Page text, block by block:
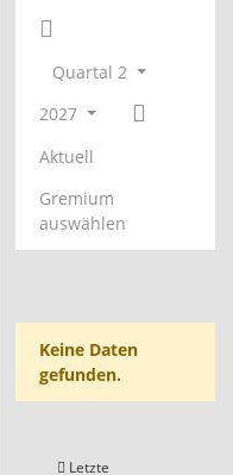
Quartal 2
2027
Aktuell
Gremium
auswählen
Keine Daten
gefunden.
Letzte